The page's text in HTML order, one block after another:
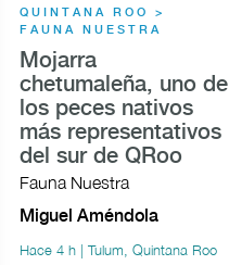
QUINTANA ROO >
FAUNA NUESTRA
Mojarra
chetumaleña, uno de
los peces nativos
más representativos
del sur de QRoo
Fauna Nuestra
Miguel Améndola
Hace 4 h | Tulum, Quintana Roo